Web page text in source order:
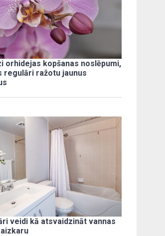
orhidejas kopšanas noslēpumi,
regulāri ražotu jaunus
veidi kā atsvaidzināt vannas